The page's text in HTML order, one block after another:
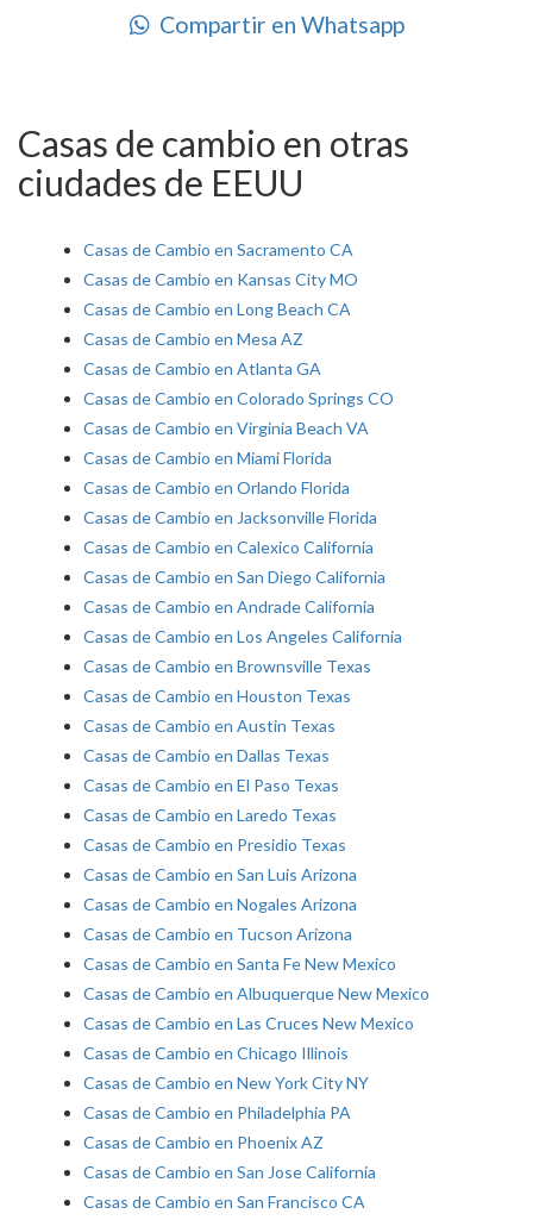
Compartir en Whatsapp
Casas de cambio en otras
ciudades de EEUU
Casas de Cambio en Sacramento CA
Casas de Cambio en Kansas City MO
Casas de Cambio en Long Beach CA
Casas de Cambio en Mesa AZ
Casas de Cambio en Atlanta GA
Casas de Cambio en Colorado Springs CO
Casas de Cambio en Virginia Beach VA
Casas de Cambio en Miami Florida
Casas de Cambio en Orlando Florida
Casas de Cambio en Jacksonville Florida
Casas de Cambio en Calexico California
Casas de Cambio en San Diego California
Casas de Cambio en Andrade California
Casas de Cambio en Los Angeles California
Casas de Cambio en Brownsville Texas
Casas de Cambio en Houston Texas
Casas de Cambio en Austin Texas
Casas de Cambio en Dallas Texas
Casas de Cambio en El Paso Texas
Casas de Cambio en Laredo Texas
Casas de Cambio en Presidio Texas
Casas de Cambio en San Luis Arizona
Casas de Cambio en Nogales Arizona
Casas de Cambio en Tucson Arizona
Casas de Cambio en Santa Fe New Mexico
Casas de Cambio en Albuquerque New Mexico
Casas de Cambio en Las Cruces New Mexico
Casas de Cambio en Chicago Illinois
Casas de Cambio en New York City NY
Casas de Cambio en Philadelphia PA
Casas de Cambio en Phoenix AZ
Casas de Cambio en San Jose California
Casas de Cambio en San Francisco CA